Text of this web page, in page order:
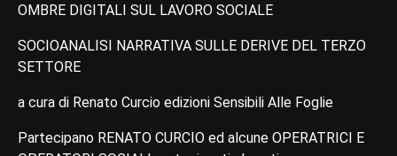
OMBRE DIGITALI SUL LAVORO SOCIALE
SOCIOANALISI NARRATIVA SULLE DERIVE DEL TERZO
SETTORE
a cura di Renato Curcio edizioni Sensibili Alle Foglie
Partecipano RENATO CURCIO ed alcune OPERATRICI E